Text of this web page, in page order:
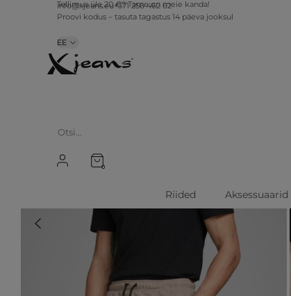
info@xjeans.eu+371 256 462 62
Tellimus üle 20 €? Tarne on meie kanda!
EE
0
Riided Aksessuaarid